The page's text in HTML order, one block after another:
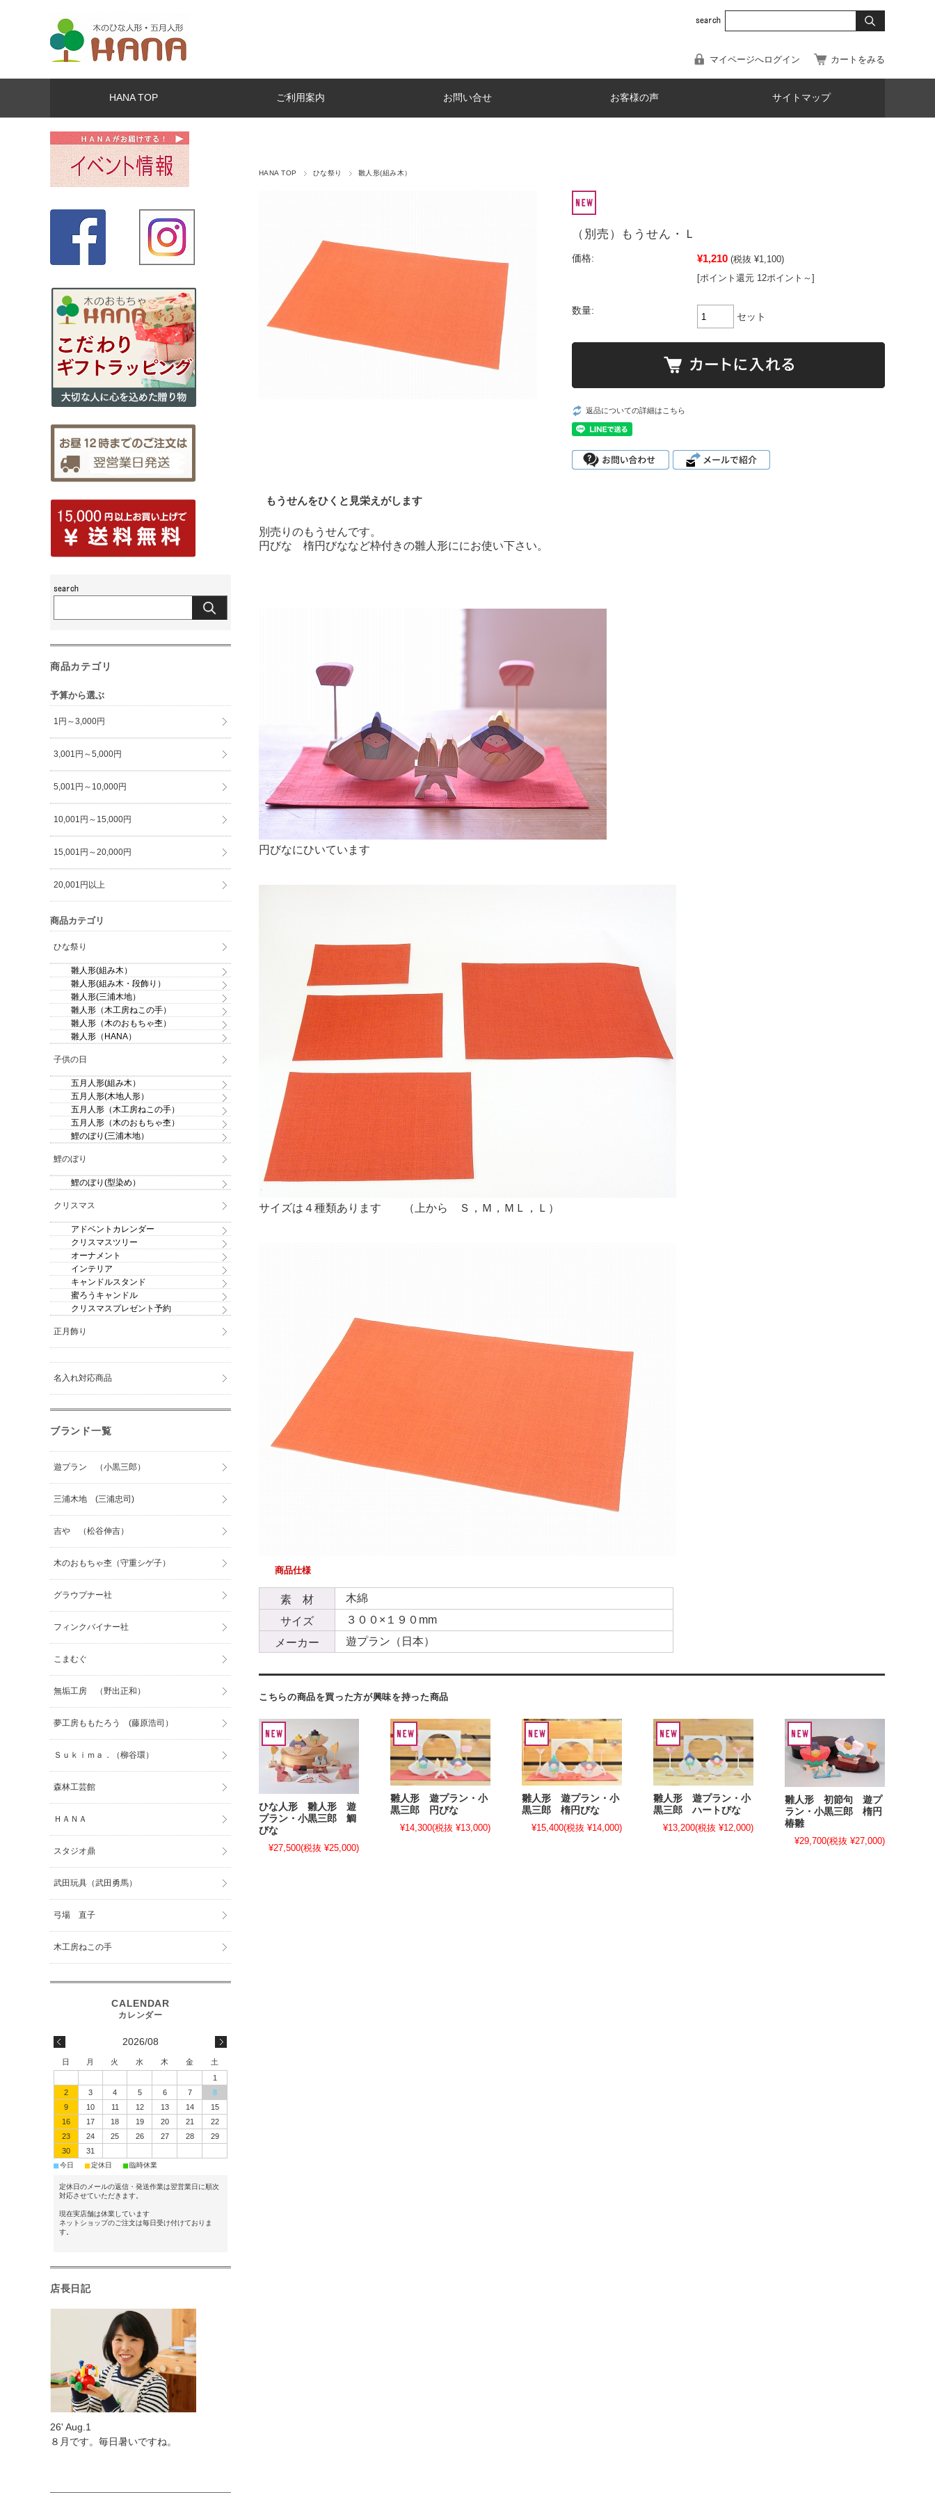
マイページへログイン カートをみる
HANA TOP ご利用案内 お問い合せ お客様の声 サイトマップ
HANA TOP ひな祭り 雛人形(組み木）
（別売）もうせん・Ｌ
価格: ¥1,210 (税抜 ¥1,100)
[ポイント還元 12ポイント～]
数量:
セット
返品についての詳細はこちら
もうせんをひくと見栄えがします
別売りのもうせんです。
円びな 楕円びななど枠付きの雛人形ににお使い下さい。
円びなにひいています
サイズは４種類あります （上から Ｓ，Ｍ，ＭＬ，Ｌ）
商品仕様
素 材
木綿
サイズ
３００×１９０mm
メーカー
遊プラン（日本）
こちらの商品を買った方が興味を持った商品
ひな人形 雛人形 遊
プラン・小黒三郎 鯛
びな
¥27,500(税抜 ¥25,000)
雛人形 遊プラン・小
黒三郎 円びな
¥14,300(税抜 ¥13,000)
雛人形 遊プラン・小
黒三郎 楕円びな
¥15,400(税抜 ¥14,000)
雛人形 遊プラン・小
黒三郎 ハートびな
¥13,200(税抜 ¥12,000)
雛人形 初節句 遊プ
ラン・小黒三郎 楕円
椿雛
¥29,700(税抜 ¥27,000)
商品カテゴリ
予算から選ぶ
1円～3,000円
3,001円～5,000円
5,001円～10,000円
10,001円～15,000円
15,001円～20,000円
20,001円以上
商品カテゴリ
ひな祭り
雛人形(組み木）
雛人形(組み木・段飾り）
雛人形(三浦木地）
雛人形（木工房ねこの手）
雛人形（木のおもちゃ杢）
雛人形（HANA）
子供の日
五月人形(組み木）
五月人形(木地人形）
五月人形（木工房ねこの手）
五月人形（木のおもちゃ杢）
鯉のぼり(三浦木地）
鯉のぼり
鯉のぼり(型染め）
クリスマス
アドベントカレンダー
クリスマスツリー
オーナメント
インテリア
キャンドルスタンド
蜜ろうキャンドル
クリスマスプレゼント予約
正月飾り
名入れ対応商品
ブランド一覧
遊プラン （小黒三郎）
三浦木地 (三浦忠司)
吉や （松谷伸吉）
木のおもちゃ杢（守重シゲ子）
グラウプナー社
フィンクバイナー社
こまむぐ
無垢工房 （野出正和）
夢工房ももたろう (藤原浩司）
Ｓｕｋｉｍａ．（柳谷環）
森林工芸館
ＨＡＮＡ
スタジオ鼎
武田玩具（武田勇馬）
弓場 直子
木工房ねこの手
2026/08
日 月 火 水 木 金
土
1
2
3 4 5 6 7
8
9
10 11 12 13 14
15
16
17 18 19 20 21
22
23
24 25 26 27 28
29
30
31
■今日 ■定休日 ■臨時休業
定休日のメールの返信・発送作業は翌営業日に順次
対応させていただきます。
現在実店舗は休業しています
ネットショップのご注文は毎日受け付けておりま
す。
店長日記
26' Aug.1
８月です。毎日暑いですね。